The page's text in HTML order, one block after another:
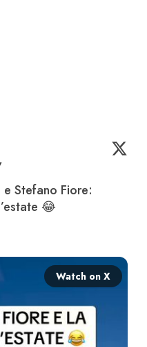
Stefano Fiore:
😂
Watch on X